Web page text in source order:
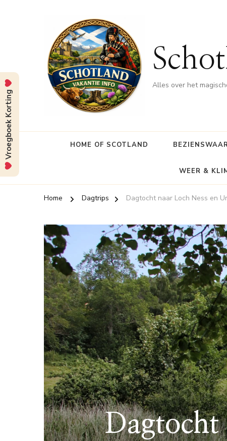
Alles over het
HOME OF SCOTLAND
WEER &
Home Dagtrips Dagtocht naar Loch Ness en
Dagtocht
Vroegboek Korting